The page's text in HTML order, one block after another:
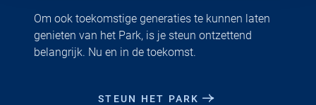
Om ook toekomstige generaties te kunnen laten
genieten van het Park, is je steun ontzettend
belangrijk. Nu en in de toekomst.
STEUN HET PARK